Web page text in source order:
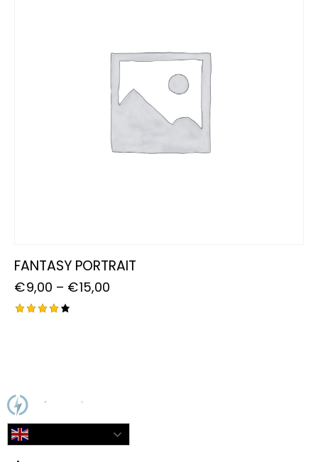
FANTASY PORTRAIT
€9,00 – €15,00